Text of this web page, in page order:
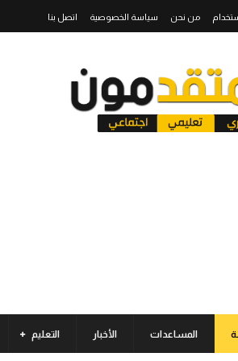
من نحن سياسة الخصوصية اتصل بنا
المساعدات الأخبار التعليم